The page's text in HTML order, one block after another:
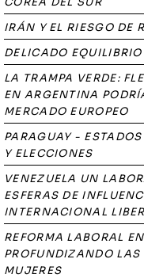
IRÁN Y EL RIESGO DE
DELICADO
LA TRAMPA VERDE:
EN ARGENTINA
MERCADO EUROPEO
PARAGUAY -
Y ELECCIONES
VENEZUELA UN
ESFERAS DE
INTERNACIONAL
REFORMA LABORAL
PROFUNDIZANDO
MUJERES